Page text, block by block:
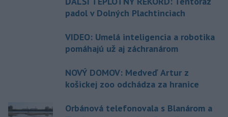
padol v Dolných Plachtinciach
VIDEO: Umelá inteligencia a robotika
pomáhajú už aj záchranárom
NOVÝ DOMOV: Medveď Artur z
košickej zoo odchádza za hranice
Orbánová telefonovala s Blanárom a